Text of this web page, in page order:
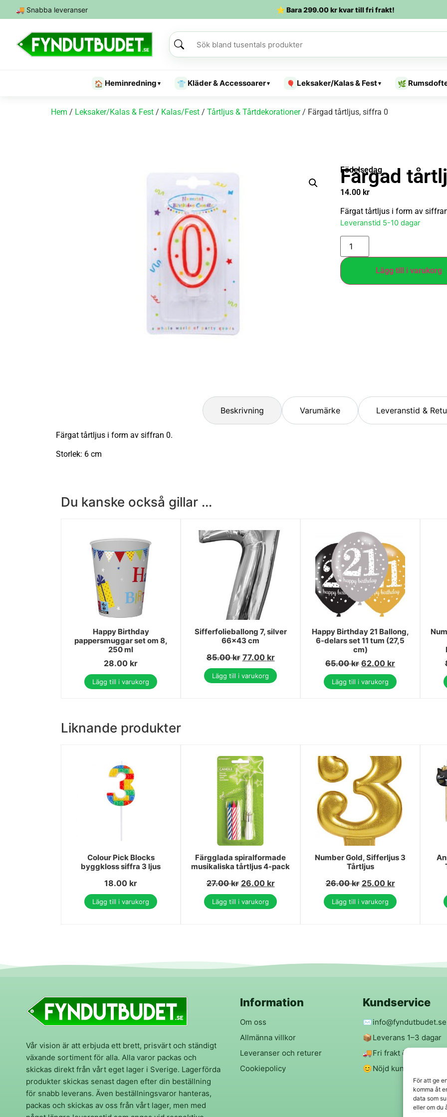
För att ge
komma åt
data som
eller om du
🚚 Snabba leveranser ⭐ Bara299.00krkvar till fri frakt!
🏠 Heminredning ▾ 👕 Kläder & Accessoarer▾ 🎈 Leksaker/Kalas & Fest▾ 🌿
Hem / Leksaker/Kalas & Fest / Kalas/Fest / Tårtljus & Tårtdekorationer/ Färgad tårtljus, siffra 0
Födelsedag
Färgad
14.00 kr
Färgat tårtljus i form av
Leveranstid 5-10 dagar
Lägg till i varukorg
Beskrivning Varumärke Leveranstid &
Färgat tårtljus i form av siffran 0.
Storlek: 6 cm
Du kanske också gillar ...
Happy Birthday
pappersmuggar set om 8,
250 ml
28.00 kr
Lägg till i varukorg
Sifferfolieballong 7, silver
66x43 cm
85.00kr 77.00 kr
Lägg till i varukorg
Happy Birthday 21 Ballong,
6-delars set 11 tum (27,5
cm)
65.00kr 62.00 kr
Lägg till i varukorg
Liknande produkter
Colour Pick Blocks
byggkloss siffra 3 ljus
18.00 kr
Lägg till i varukorg
Färgglada spiralformade
musikaliska tårtljus 4-pack
27.00kr 26.00 kr
Lägg till i varukorg
Number Gold, Sifferljus 3
Tårtljus
26.00kr 25.00 kr
Lägg till i varukorg
Vår vision är att erbjuda ett brett, prisvärt och ständigt
växande sortiment för alla. Alla varor packas och
skickas direkt från vårt eget lager i Sverige. Lagerförda
produkter skickas senast dagen efter din beställning
för snabb leverans. Även beställningsvaror hanteras,
packas och skickas av oss från vårt lager, men med
Information
Om oss
Allmänna villkor
Leveranser och returer
Cookiepolicy
Kundservice
✉️info@fyndutbudet.se
📦 Leverans 1–3 dagar
🚚Fri frakt över 299 kr
😊Nöjd kund-garanti